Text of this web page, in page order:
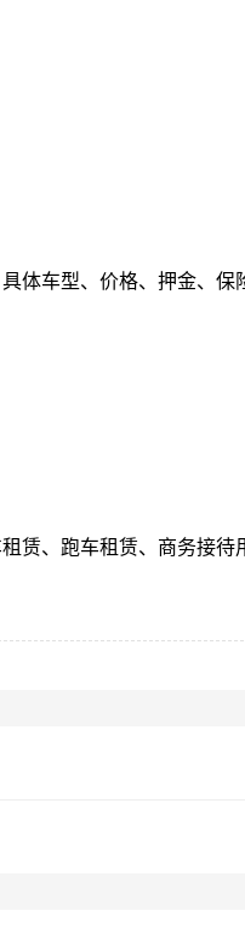
体车型、价格、押金、
赁、跑车租赁、商务接